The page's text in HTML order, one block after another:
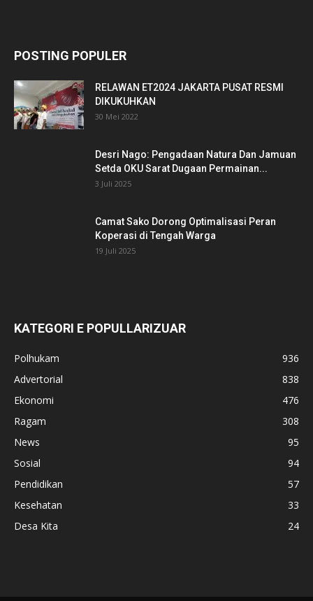
POSTING POPULER
RELAWAN ET2024 JAKARTA PUSAT RESMI
DIKUKUHKAN
30 Mei 2022
Desri Nago: Pengadaan Natura Dan Jamuan
Setda OKU Sarat Dugaan Permainan...
3 Juli 2025
Camat Sako Dorong Optimalisasi Peran
Koperasi di Tengah Warga
19 Juli 2025
KATEGORI E POPULLARIZUAR
Polhukam
936
Advertorial
838
Ekonomi
476
Ragam
308
News
95
Sosial
94
Pendidikan
57
Kesehatan
33
Desa Kita
24